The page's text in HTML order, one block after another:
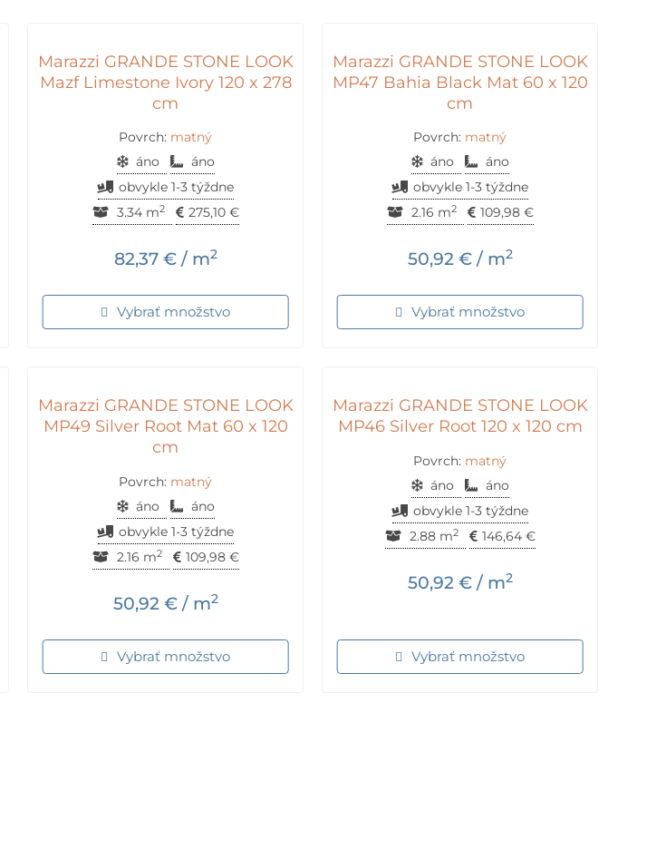
Marazzi GRANDE STONE LOOK
Mazf Limestone Ivory 120 x 278
cm
Povrch: matný
áno
áno
obvykle 1-3 týždne
3.34 m2 275,10 €
82,37 €/ m2
Vybrať množstvo
Marazzi GRANDE STONE LOOK
MP47 Bahia Black Mat 60 x 120
cm
Povrch: matný
áno
áno
obvykle 1-3 týždne
2.16 m2 109,98 €
50,92 €/ m2
Vybrať množstvo
Marazzi GRANDE STONE LOOK
MP49 Silver Root Mat 60 x 120
cm
Povrch: matný
áno
áno
obvykle 1-3 týždne
2.16 m2 109,98 €
50,92 €/ m2
Vybrať množstvo
Marazzi GRANDE STONE LOOK
MP46 Silver Root 120 x 120 cm
Povrch: matný
áno
áno
obvykle 1-3 týždne
2.88 m2 146,64 €
50,92 €/ m2
Vybrať množstvo